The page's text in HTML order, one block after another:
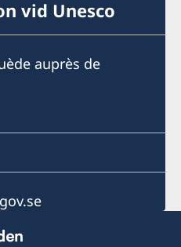
vid Unesco
auprès de